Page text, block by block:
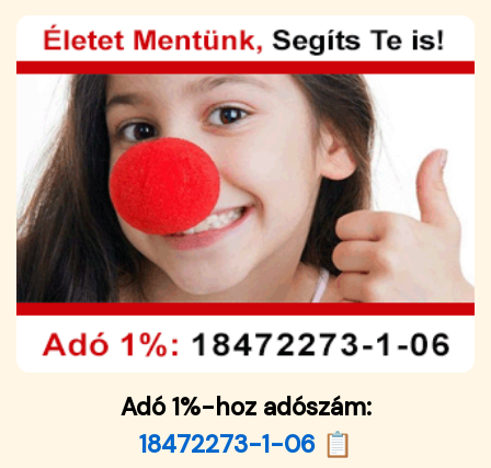
Adó 1%-hoz adószám:
18472273-1-06 📋